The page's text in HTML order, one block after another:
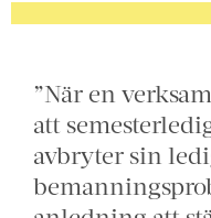
”När en
att
avbryter sin